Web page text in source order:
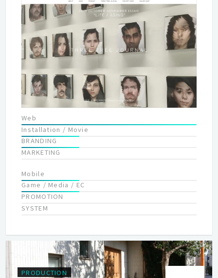
人やお客さんなど、関わるすべての間に「気配」をつくるお仕事
です。
Web
Installation / Movie
BRANDING
MARKETING
Mobile
Game / Media / EC
PROMOTION
SYSTEM
PRODUCTION